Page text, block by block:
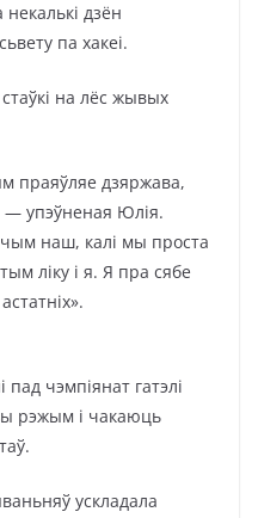
дзён
па хакеі.
на лёс жывых
праяўляе дзяржава,
— упэўненая Юлія.
наш, калі мы проста
ліку і я. Я пра сябе
пад чэмпіянат гатэлі
рэжым і чакаюць
ускладала